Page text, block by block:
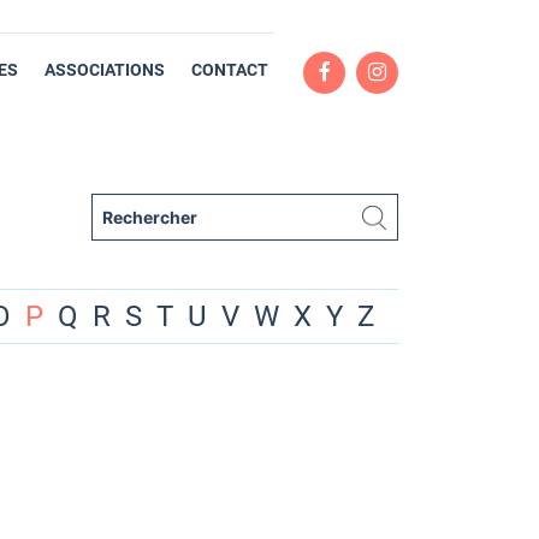
ASSOCIATIONS CONTACT
P Q R S T U V W X Y Z